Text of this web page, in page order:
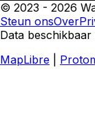
© 2023 - 2026
Steun onsOver
Data
MapLibre